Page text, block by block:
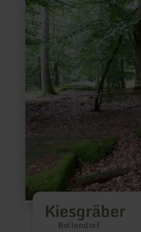
Kiesgräber
Bollendorf